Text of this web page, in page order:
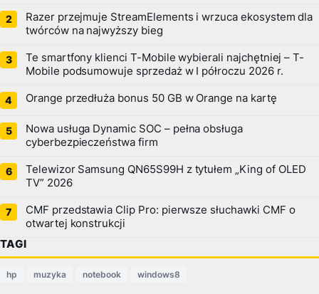
Razer przejmuje StreamElements i wrzuca ekosystem dla
twórców na najwyższy bieg
Te smartfony klienci T-Mobile wybierali najchętniej – T-
Mobile podsumowuje sprzedaż w I półroczu 2026 r.
Orange przedłuża bonus 50 GB w Orange na kartę
Nowa usługa Dynamic SOC – pełna obsługa
cyberbezpieczeństwa firm
Telewizor Samsung QN65S99H z tytułem „King of OLED
TV” 2026
CMF przedstawia Clip Pro: pierwsze słuchawki CMF o
otwartej konstrukcji
TAGI
hp muzyka notebook windows8